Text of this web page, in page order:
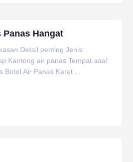
Hangat
Detail penting Jenis:
Kantong air panas Tempat asal:
Air Panas Karet ...